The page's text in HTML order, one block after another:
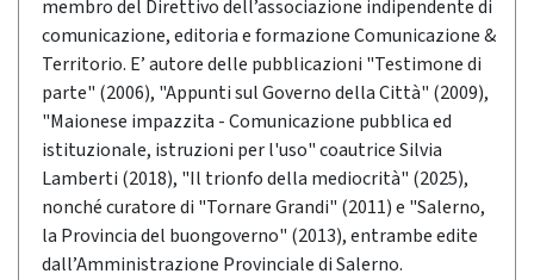
membro del Direttivo dell’associazione indipendente di
comunicazione, editoria e formazione Comunicazione &
Territorio. E’ autore delle pubblicazioni "Testimone di
parte" (2006), "Appunti sul Governo della Città" (2009),
"Maionese impazzita - Comunicazione pubblica ed
istituzionale, istruzioni per l'uso" coautrice Silvia
Lamberti (2018), "Il trionfo della mediocrità" (2025),
nonché curatore di "Tornare Grandi" (2011) e "Salerno,
la Provincia del buongoverno" (2013), entrambe edite
dall’Amministrazione Provinciale di Salerno.